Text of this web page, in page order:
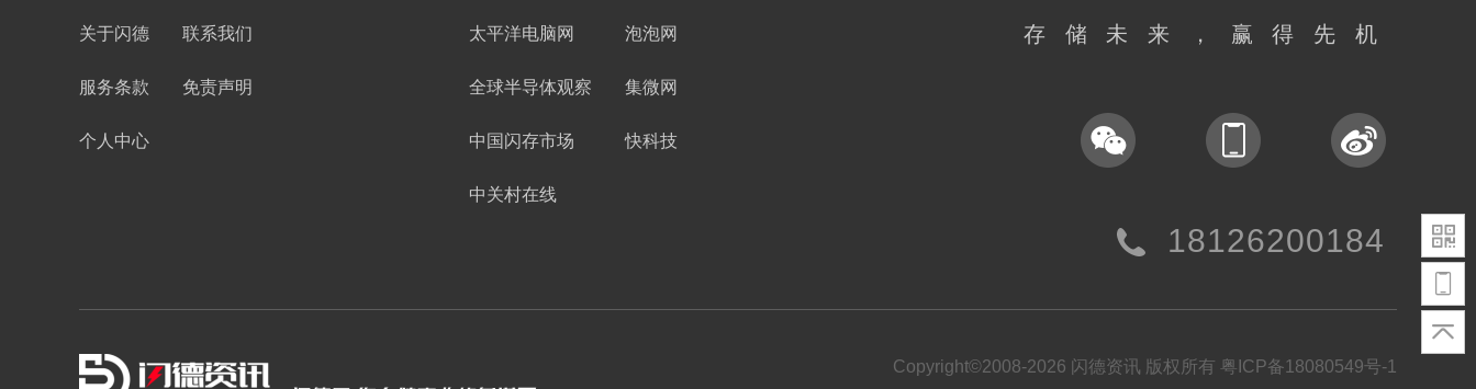
关于闪德 联系我们
服务条款 免责声明
个人中心
太平洋电脑网 泡泡网
全球半导体观察 集微网
中国闪存市场 快科技
中关村在线
存储未来，赢得先机
18126200184
Copyright©2008-2026 闪德资讯 版权所有 粤ICP备18080549号-1